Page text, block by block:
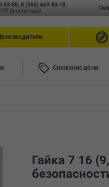
53-85, 8 (905) 669-83-18
РФ бесплатный
Снижение цены
Гайка 7 16